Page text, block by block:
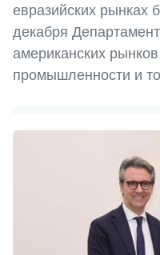
евразийских рынках
декабря
американских
промышленности и